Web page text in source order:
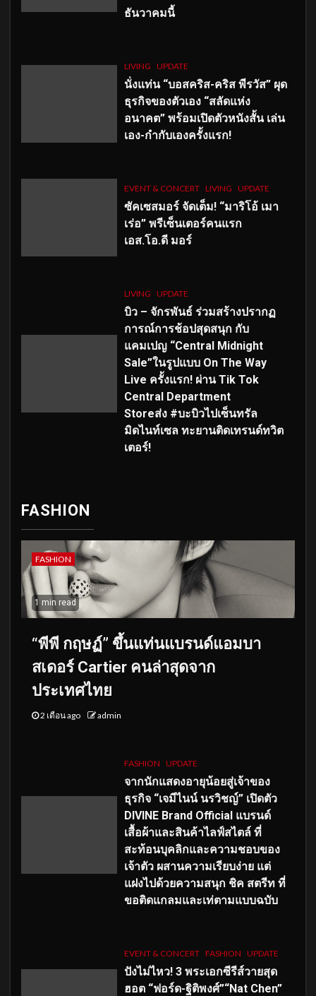
ธันวาคมนี้
LIVING UPDATE
นั่งแท่น “บอสคริส-คริส พีรวัส” ผุด
ธุรกิจของตัวเอง “สลัดแห่ง
อนาคต” พร้อมเปิดตัวหนังสั้น เล่น
เอง-กำกับเองครั้งแรก!
EVENT & CONCERT LIVING UPDATE
ซัคเซสมอร์ จัดเต็ม! “มาริโอ้ เมา
เร่อ” พรีเซ็นเตอร์คนแรก
เอส.โอ.ดี มอร์
LIVING UPDATE
บิว – จักรพันธ์ ร่วมสร้างปรากฏ
การณ์การช้อปสุดสนุก กับ
แคมเปญ “Central Midnight
Sale”ในรูปแบบ On The Way
Live ครั้งแรก! ผ่าน Tik Tok
Central Department
Storeส่ง #บะบิวไปเซ็นทรัล
มิดไนท์เซล ทะยานติดเทรนด์ทวิต
เตอร์!
FASHION
FASHION
1 min read
“พีพี กฤษฏ์” ขึ้นแท่นแบรนด์แอมบา
สเดอร์ Cartier คนล่าสุดจาก
ประเทศไทย
2 เดือน ago admin
FASHION UPDATE
จากนักแสดงอายุน้อยสู่เจ้าของ
ธุรกิจ “เจมีไนน์ นรวิชญ์” เปิดตัว
DIVINE Brand Official แบรนด์
เสื้อผ้าและสินค้าไลฟ์สไตล์ ที่
สะท้อนบุคลิกและความชอบของ
เจ้าตัว ผสานความเรียบง่าย แต่
แฝงไปด้วยความสนุก ชิค สตรีท ที่
ขอติดแกลมและเท่ตามแบบฉบับ
EVENT & CONCERT FASHION UPDATE
ปังไม่ไหว! 3 พระเอกซีรีส์วายสุด
ฮอต “ฟอร์ด-ฐิติพงศ์”“Nat Chen”